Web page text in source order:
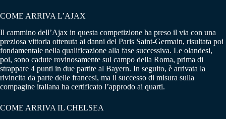
COME ARRIVA L’AJAX
Il cammino dell’Ajax in questa competizione ha preso il via con una
preziosa vittoria ottenuta ai danni del Paris Saint-Germain, risultata poi
fondamentale nella qualificazione alla fase successiva. Le olandesi,
poi, sono cadute rovinosamente sul campo della Roma, prima di
strappare 4 punti in due partite al Bayern. In seguito, è arrivata la
rivincita da parte delle francesi, ma il successo di misura sulla
compagine italiana ha certificato l’approdo ai quarti.
COME ARRIVA IL CHELSEA